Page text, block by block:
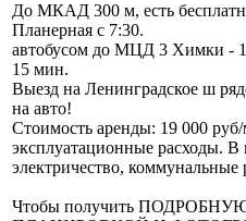
До МКАД 300 м, есть
Планерная с 7:30.
автобусом до МЦД 3 Химки -
15 мин.
Выезд на Ленинградское ш
на авто!
Стоимость аренды: 19 000
эксплуатационные расходы. В
электричество, коммунальные
Чтобы получить